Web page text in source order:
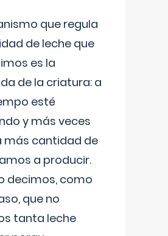
que regula
de leche que
es la
de la criatura: a
esté
y más veces
más cantidad de
a producir.
decimos, como
que no
tanta leche